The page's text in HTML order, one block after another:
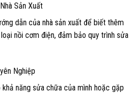
Sản Xuất
dẫn của nhà sản xuất để biết thêm
nồi cơm điện, đảm bảo quy trình sửa
Nghiệp
năng sửa chữa của mình hoặc gặp